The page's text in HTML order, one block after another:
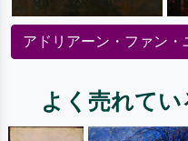
アドリアーン・ファン
よく売れて